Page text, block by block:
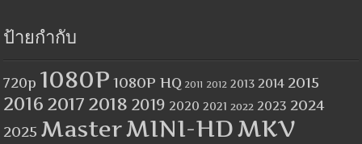
ป้ายกำกับ
720p 1080P 1080P HQ 2011 2012 2013 2014 2015
2016 2017 2018 2019 2020 2021 2022 2023 2024
2025 MasterMINI-HDMKV